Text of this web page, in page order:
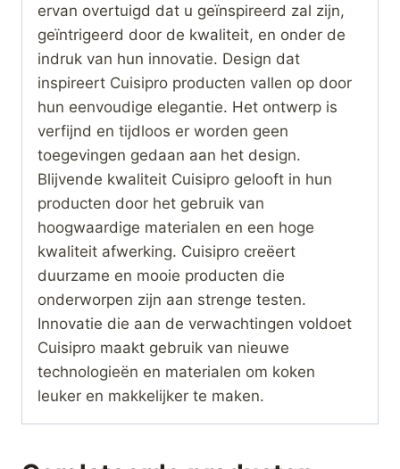
ervan overtuigd dat u geïnspireerd zal zijn,
geïntrigeerd door de kwaliteit, en onder de
indruk van hun innovatie. Design dat
inspireert Cuisipro producten vallen op door
hun eenvoudige elegantie. Het ontwerp is
verfijnd en tijdloos er worden geen
toegevingen gedaan aan het design.
Blijvende kwaliteit Cuisipro gelooft in hun
producten door het gebruik van
hoogwaardige materialen en een hoge
kwaliteit afwerking. Cuisipro creëert
duurzame en mooie producten die
onderworpen zijn aan strenge testen.
Innovatie die aan de verwachtingen voldoet
Cuisipro maakt gebruik van nieuwe
technologieën en materialen om koken
leuker en makkelijker te maken.